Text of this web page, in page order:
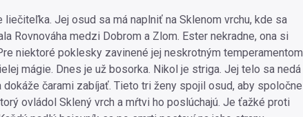
liečiteľka. Jej osud sa má naplniť na Sklenom vrchu, kde sa
Rovnováha medzi Dobrom a Zlom. Ester nekradne, ona si
niektoré poklesky zavinené jej neskrotným temperamentom
mágie. Dnes je už bosorka. Nikol je striga. Jej telo sa nedá
čarami zabíjať. Tieto tri ženy spojil osud, aby spoločne
ovládol Sklený vrch a mŕtvi ho poslúchajú. Je ťažké proti